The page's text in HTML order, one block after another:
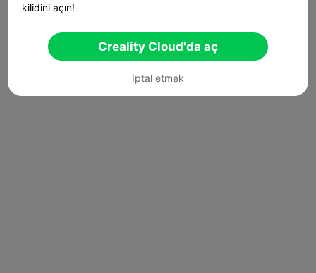
kilidini açın!
Creality Cloud'da aç
İptal etmek